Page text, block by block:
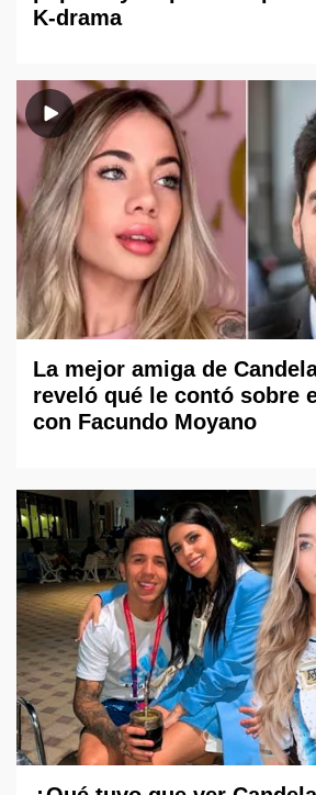
K-drama
La mejor amiga de
reveló qué le contó sobre
con Facundo Moyano